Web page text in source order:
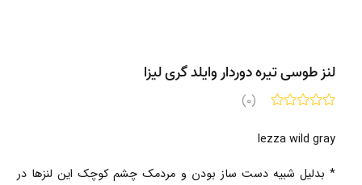
لنز طوسی تیره دوردار وایلد گری لیزا
(0)
lezza wild gray
* بدلیل شبیه دست ساز بودن و مردمک چشم کوچک این لنزها در